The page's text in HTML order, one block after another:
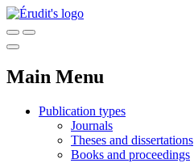
Main Menu
Publication types
Journals
Theses and dissertations
Books and proceedings